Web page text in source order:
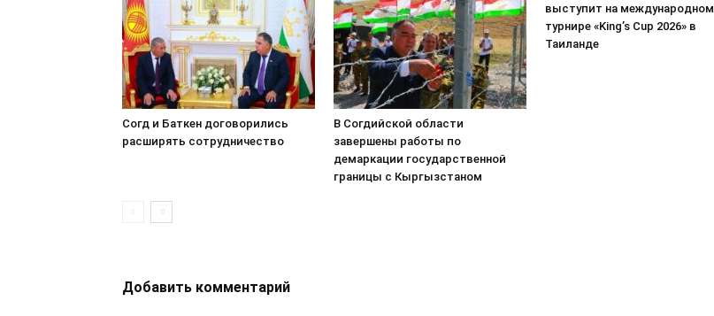
Согд и Баткен договорились
расширять сотрудничество
В Согдийской области
завершены работы по
демаркации государственной
границы с Кыргызстаном
выступит на международном
турнире «King’s Cup 2026» в
Таиланде
Добавить комментарий